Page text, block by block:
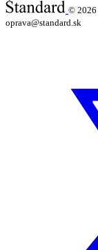
© 2026
oprava@standard.sk